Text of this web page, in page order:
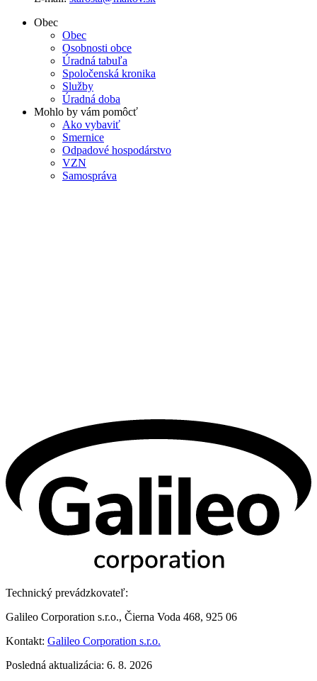
Obec
Obec
Osobnosti obce
Úradná tabuľa
Spoločenská kronika
Služby
Úradná doba
Mohlo by vám pomôcť
Ako vybaviť
Smernice
Odpadové hospodárstvo
VZN
Samospráva
Technický prevádzkovateľ:
Galileo Corporation s.r.o., Čierna Voda 468, 925 06
Kontakt: Galileo Corporation s.r.o.
Posledná aktualizácia: 6. 8. 2026